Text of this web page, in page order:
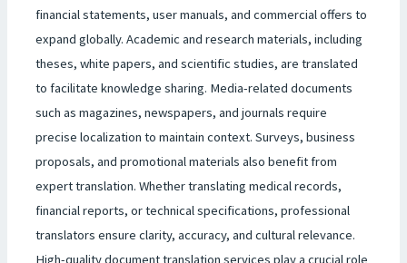
financial statements, user manuals, and commercial offers to
expand globally. Academic and research materials, including
theses, white papers, and scientific studies, are translated
to facilitate knowledge sharing. Media-related documents
such as magazines, newspapers, and journals require
precise localization to maintain context. Surveys, business
proposals, and promotional materials also benefit from
expert translation. Whether translating medical records,
financial reports, or technical specifications, professional
translators ensure clarity, accuracy, and cultural relevance.
High-quality document translation services play a crucial role